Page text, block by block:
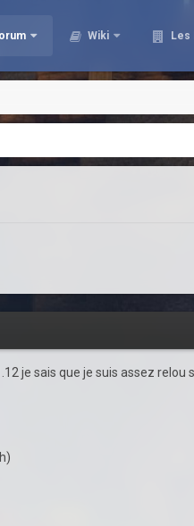
Wiki Les
je sais que je suis assez relou